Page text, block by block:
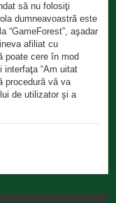
să nu folosiţi
dumneavoastră este
“GameForest”, aşadar
afiliat cu
poate cere în mod
interfaţa “Am uitat
procedură vă va
de utilizator şi a